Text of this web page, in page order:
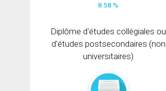
8.58 %
Diplôme d'études collégiales ou
d'études postsecondaires (non
universitaires)